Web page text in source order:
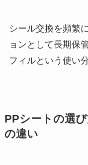
シール交換を頻繁
ョンとして長期保
フィルという使い
PPシートの選
の違い